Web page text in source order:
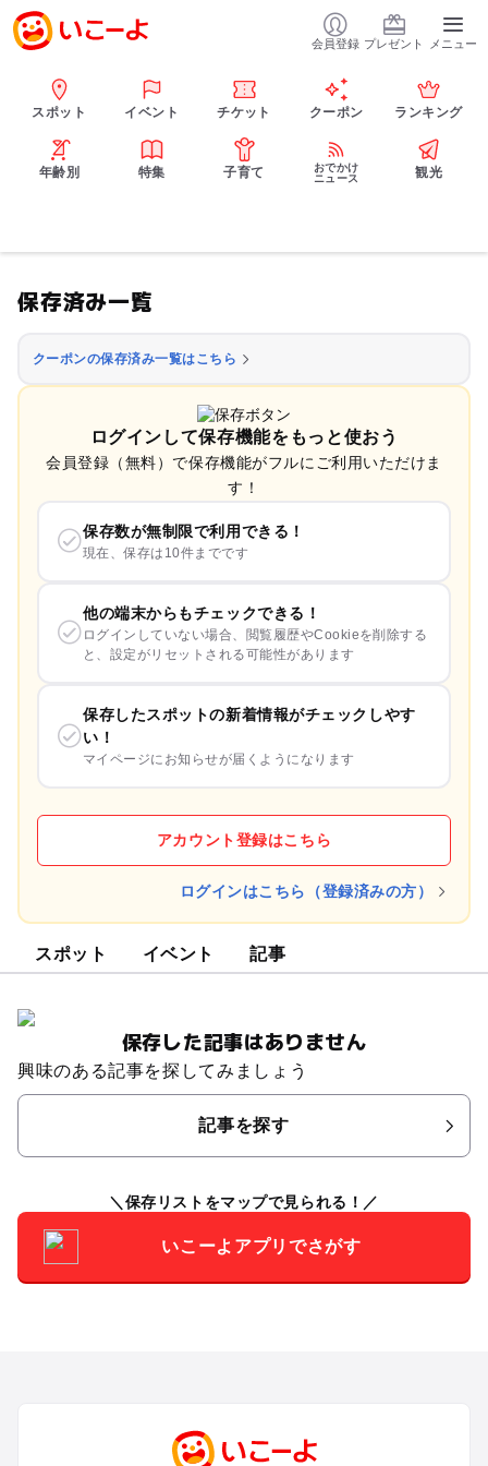
会員登録 プレゼント メニュー
スポット イベント チケット クーポン ランキング
年齢別 特集 子育て
おでかけ
ニュース
観光
保存済み一覧
クーポンの保存済み一覧はこちら
ログインして保存機能をもっと使おう
会員登録（無料）で保存機能がフルにご利用いただけま
す！
保存数が無制限で利用できる！
現在、保存は10件までです
他の端末からもチェックできる！
ログインしていない場合、閲覧履歴やCookieを削除する
と、設定がリセットされる可能性があります
保存したスポットの新着情報がチェックしやす
い！
マイページにお知らせが届くようになります
アカウント登録はこちら
ログインはこちら（登録済みの方）
スポット イベント 記事
保存した記事はありません
興味のある記事を探してみましょう
記事を探す
保存リストをマップで見られる！
いこーよアプリでさがす